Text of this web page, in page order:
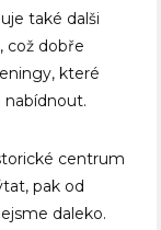
také dalši
což dobře
které
centrum
pak od
daleko.